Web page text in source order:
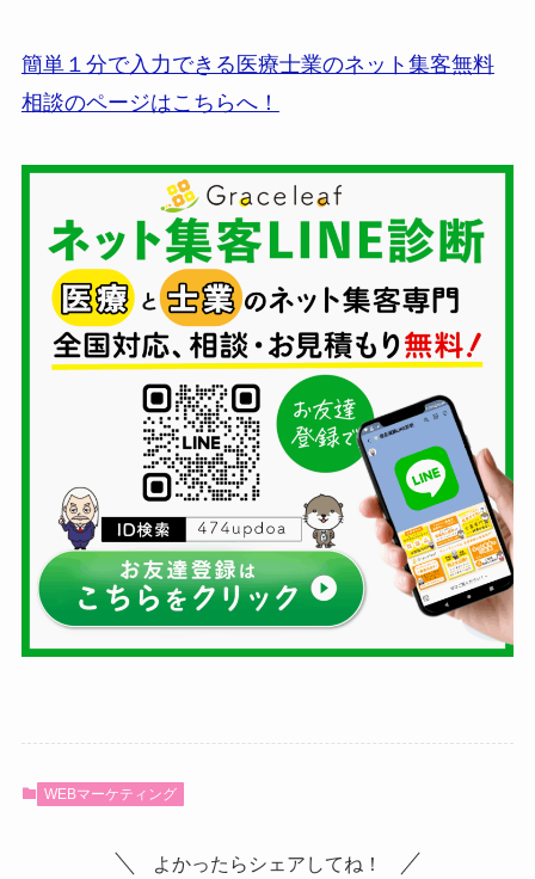
簡単１分で入力できる医療士業のネット集客無料
相談のページはこちらへ！
WEBマーケティング
よかったらシェアしてね！